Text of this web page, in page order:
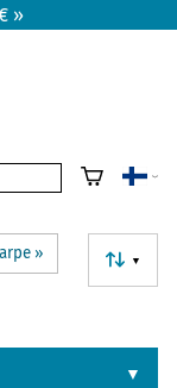
»
‪» ▼
▼